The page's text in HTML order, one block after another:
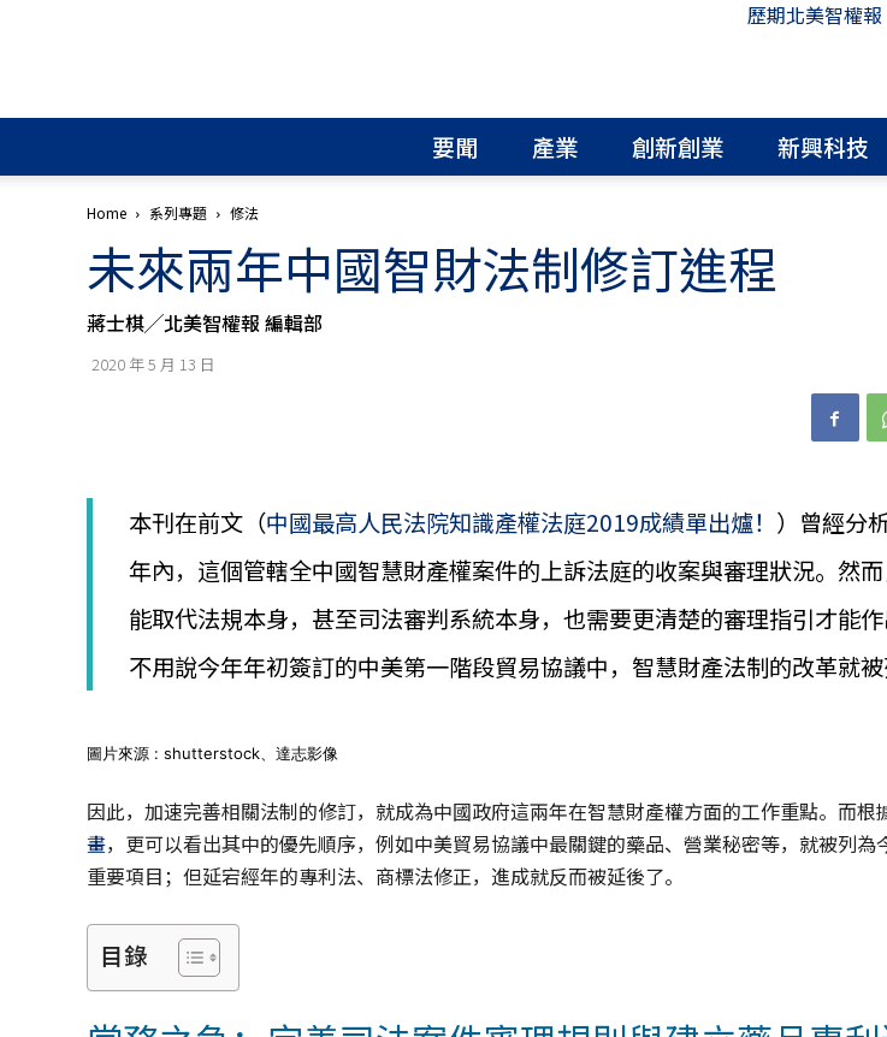
歷期北美智權報
權
│
申
請
│
析
智
權
顧
問
利
局
│
美
國
要聞 產業 創新創業 新興科技
Home 系列專題 修法
未來兩年中國智財法制修訂進程
蔣士棋╱北美智權報 編輯部
2020 年 5 月 13 日
本刊在前文（中國最高人民法院知識產權法庭2019成績單出爐！ ）曾經分
年內，這個管轄全中國智慧財產權案件的上訴法庭的收案與審理狀況。然
能取代法規本身，甚至司法審判系統本身，也需要更清楚的審理指引才能
不用說今年年初簽訂的中美第一階段貿易協議中，智慧財產法制的改革就被
圖片來源 : shutterstock、達志影像
因此，加速完善相關法制的修訂，就成為中國政府這兩年在智慧財產權方面的工作重點。而根
畫，更可以看出其中的優先順序，例如中美貿易協議中最關鍵的藥品、營業秘密等，就被列為
重要項目；但延宕經年的專利法、商標法修正，進成就反而被延後了。
目錄